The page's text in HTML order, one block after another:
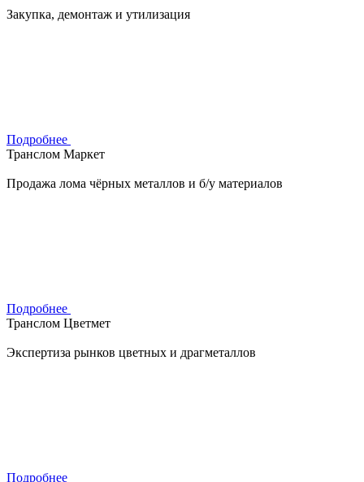
Закупка, демонтаж и утилизация
Подробнее
Транслом Маркет
Продажа лома чёрных металлов и б/у материалов
Подробнее
Транслом Цветмет
Экспертиза рынков цветных и драгметаллов
Подробнее